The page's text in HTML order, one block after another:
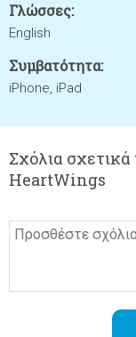
Γλώσσες:
English
Συμβατότητα:
iPhone, iPad
Σχόλια
HeartWings